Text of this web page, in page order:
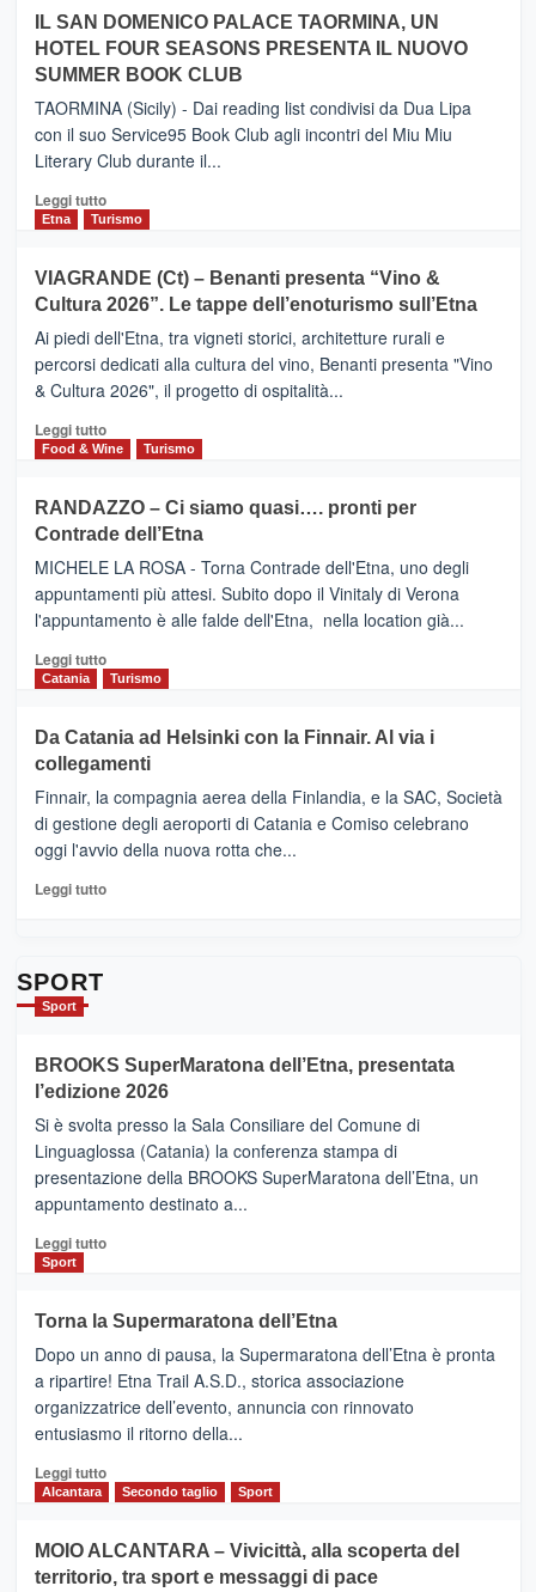
da
Neos
PIEDIMONTE
ETNEO
–
Meta
turistica
privilegiata
secondo
dati
di
Anche
la
Alcantara
nei
primi
nella
classifica
IL SAN DOMENICO PALACE TAORMINA, UN
HOTEL FOUR SEASONS PRESENTA IL NUOVO
SUMMER BOOK CLUB
TAORMINA (Sicily) - Dai reading list condivisi da Dua Lipa
con il suo Service95 Book Club agli incontri del Miu Miu
Literary Club durante il...
Leggi tuttoLeggi
di
IL
SAN
DOMENICO
PALACE
TAORMINA,
UN
HOTEL
FOUR
IL
NUOVO
SUMMER
CLUB
Etna Turismo
VIAGRANDE (Ct) – Benanti presenta “Vino &
Cultura 2026”. Le tappe dell’enoturismo sull’Etna
Ai piedi dell'Etna, tra vigneti storici, architetture rurali e
percorsi dedicati alla cultura del vino, Benanti presenta "Vino
& Cultura 2026", il progetto di ospitalità...
Leggi tuttoLeggi
di
VIAGRANDE
(Ct)
–
Benanti
presenta
“Vino
&
Cultura
tappe
dell’enoturismo
Food & Wine Turismo
RANDAZZO – Ci siamo quasi…. pronti per
Contrade dell’Etna
MICHELE LA ROSA - Torna Contrade dell'Etna, uno degli
appuntamenti più attesi. Subito dopo il Vinitaly di Verona
l'appuntamento è alle falde dell'Etna, nella location già...
Leggi tuttoLeggi
di
RANDAZZO
–
Ci
siamo
quasi….
pronti
per
Catania Turismo
Da Catania ad Helsinki con la Finnair. Al via i
collegamenti
Finnair, la compagnia aerea della Finlandia, e la SAC, Società
di gestione degli aeroporti di Catania e Comiso celebrano
oggi l'avvio della nuova rotta che...
Leggi tuttoLeggi
con
la
Al
via
i
collegamenti
SPORT
Sport
BROOKS SuperMaratona dell’Etna, presentata
l’edizione 2026
Si è svolta presso la Sala Consiliare del Comune di
Linguaglossa (Catania) la conferenza stampa di
presentazione della BROOKS SuperMaratona dell’Etna, un
appuntamento destinato a...
Leggi tuttoLeggi
BROOKS
SuperMaratona
dell’Etna,
presentata
l’edizione
2026
Sport
Torna la Supermaratona dell’Etna
Dopo un anno di pausa, la Supermaratona dell’Etna è pronta
a ripartire! Etna Trail A.S.D., storica associazione
organizzatrice dell’evento, annuncia con rinnovato
entusiasmo il ritorno della...
Leggi tuttoLeggi
Torna
la
Alcantara Secondo taglio Sport
MOIO ALCANTARA – Vivicittà, alla scoperta del
territorio, tra sport e messaggi di pace